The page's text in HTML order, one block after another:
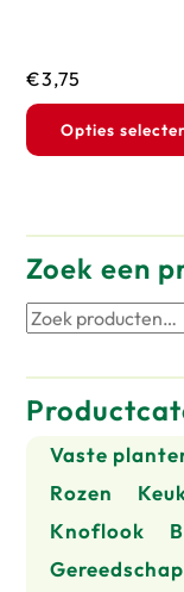
€3,75
Opties
Zoek een
Zoeken
Vaste
Rozen
Knoflook
Gereedschap